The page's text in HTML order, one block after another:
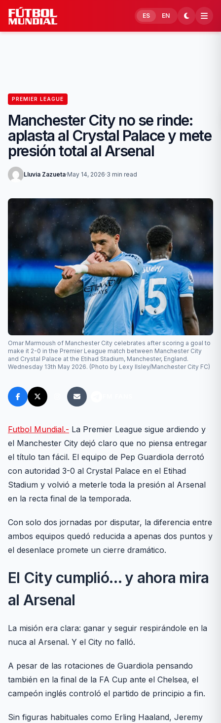
Skip to content
ES EN
PREMIER LEAGUE
Manchester City no se rinde:
aplasta al Crystal Palace y mete
presión total al Arsenal
Lluvia Zazueta·May 14, 2026·3 min read
Omar Marmoush of Manchester City celebrates after scoring a goal to
make it 2-0 in the Premier League match between Manchester City
and Crystal Palace at the Etihad Stadium, Manchester, England.
Wednesday 13th May 2026. (Photo by Lexy Ilsley/Manchester City FC)
Futbol Mundial.- La Premier League sigue ardiendo y
el Manchester City dejó claro que no piensa entregar
el título tan fácil. El equipo de Pep Guardiola derrotó
con autoridad 3-0 al Crystal Palace en el Etihad
Stadium y volvió a meterle toda la presión al Arsenal
en la recta final de la temporada.
Con solo dos jornadas por disputar, la diferencia entre
ambos equipos quedó reducida a apenas dos puntos y
el desenlace promete un cierre dramático.
El City cumplió… y ahora mira
al Arsenal
La misión era clara: ganar y seguir respirándole en la
nuca al Arsenal. Y el City no falló.
A pesar de las rotaciones de Guardiola pensando
también en la final de la FA Cup ante el Chelsea, el
campeón inglés controló el partido de principio a fin.
Sin figuras habituales como Erling Haaland, Jeremy